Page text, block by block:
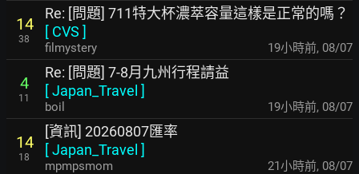
14
38
Re: [問題] 711特大杯濃萃容量這樣是正常的嗎？
[ CVS ]
filmystery 19小時前, 08/07
4
11
Re: [問題] 7-8月九州行程請益
[Japan_Travel ]
boil 19小時前, 08/07
14
18
[資訊] 20260807匯率
[Japan_Travel ]
mpmpsmom 21小時前, 08/07